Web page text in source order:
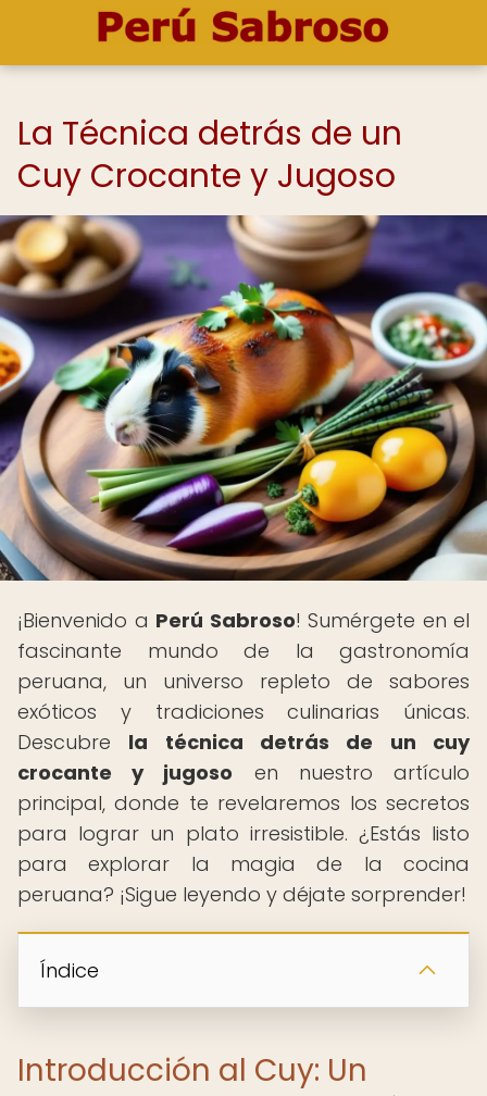
La Técnica detrás de un
Cuy Crocante y Jugoso
¡Bienvenido a Perú Sabroso! Sumérgete en el
fascinante mundo de la gastronomía
peruana, un universo repleto de sabores
exóticos y tradiciones culinarias únicas.
Descubre la técnica detrás de un cuy
crocante y jugoso en nuestro artículo
principal, donde te revelaremos los secretos
para lograr un plato irresistible. ¿Estás listo
para explorar la magia de la cocina
peruana? ¡Sigue leyendo y déjate sorprender!
Índice
Introducción al Cuy: Un